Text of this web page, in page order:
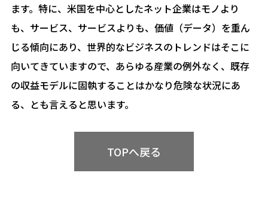
ます。特に、米国を中心としたネット企業はモノより
も、サービス、サービスよりも、価値（データ）を重ん
じる傾向にあり、世界的なビジネスのトレンドはそこに
向いてきていますので、あらゆる産業の例外なく、既存
の収益モデルに固執することはかなり危険な状況にあ
る、とも言えると思います。
TOPへ戻る